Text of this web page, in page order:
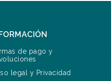
de pago y
legal y Privacidad